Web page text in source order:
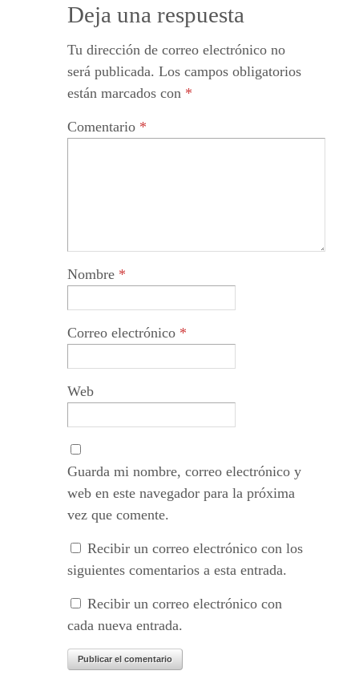
Deja una respuesta
Tu dirección de correo electrónico no
será publicada. Los campos obligatorios
están marcados con *
Comentario *
Nombre *
Correo electrónico *
Web
Guarda mi nombre, correo electrónico y
web en este navegador para la próxima
vez que comente.
Recibir un correo electrónico con los
siguientes comentarios a esta entrada.
Recibir un correo electrónico con
cada nueva entrada.